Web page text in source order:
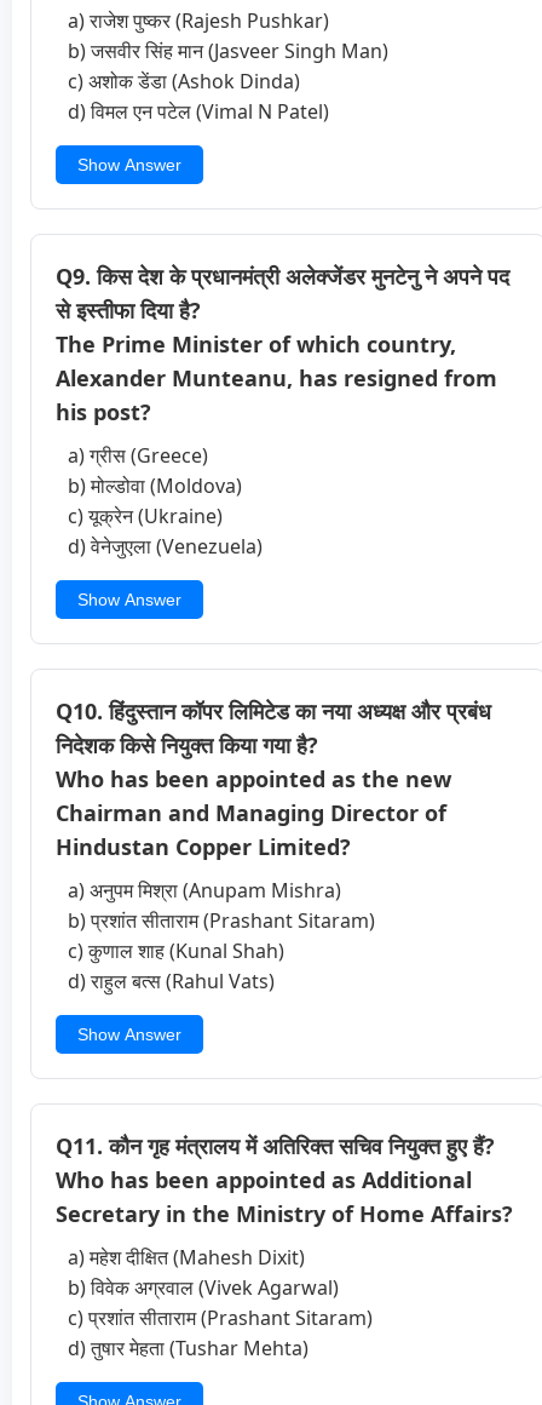
a) राजेश पुष्कर (Rajesh Pushkar)
b) जसवीर सिंह मान (Jasveer Singh Man)
c) अशोक डेंडा (Ashok Dinda)
d) विमल एन पटेल (Vimal N Patel)
Show Answer
Q9. किस देश के प्रधानमंत्री अलेक्जेंडर मुनटेनु ने अपने पद
से इस्तीफा दिया है?
The Prime Minister of which country,
Alexander Munteanu, has resigned from
his post?
a) ग्रीस (Greece)
b) मोल्डोवा (Moldova)
c) यूक्रेन (Ukraine)
d) वेनेजुएला (Venezuela)
Show Answer
Q10. हिंदुस्तान कॉपर लिमिटेड का नया अध्यक्ष और प्रबंध
निदेशक किसे नियुक्त किया गया है?
Who has been appointed as the new
Chairman and Managing Director of
Hindustan Copper Limited?
a) अनुपम मिश्रा (Anupam Mishra)
b) प्रशांत सीताराम (Prashant Sitaram)
c) कुणाल शाह (Kunal Shah)
d) राहुल बत्स (Rahul Vats)
Show Answer
Q11. कौन गृह मंत्रालय में अतिरिक्त सचिव नियुक्त हुए हैं?
Who has been appointed as Additional
Secretary in the Ministry of Home Affairs?
a) महेश दीक्षित (Mahesh Dixit)
b) विवेक अग्रवाल (Vivek Agarwal)
c) प्रशांत सीताराम (Prashant Sitaram)
d) तुषार मेहता (Tushar Mehta)
Show Answer